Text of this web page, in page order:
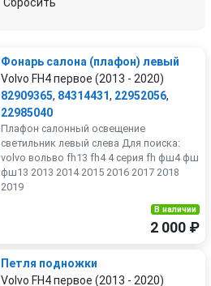
Сбросить
Фонарь салона (плафон) левый
Volvo FH4 первое (2013 - 2020)
82909365, 84314431, 22952056,
22985040
Плафон салонный освещение
светильник левый слева Для поиска:
volvo вольво fh13 fh4 4 серия fh фш4 фш
фш13 2013 2014 2015 2016 2017 2018
2019
В наличии
2 000 ₽
Петля подножки
Volvo FH4 первое (2013 - 2020)